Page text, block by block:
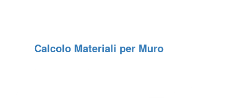
Calcolo Materiali per Muro